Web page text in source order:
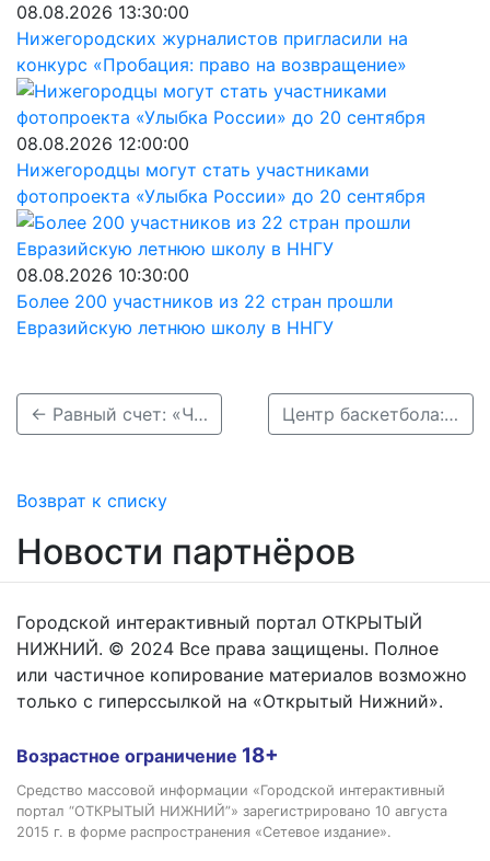
08.08.2026 13:30:00
Нижегородских журналистов пригласили на
конкурс «Пробация: право на возвращение»
08.08.2026 12:00:00
Нижегородцы могут стать участниками
фотопроекта «Улыбка России» до 20 сентября
08.08.2026 10:30:00
Более 200 участников из 22 стран прошли
Евразийскую летнюю школу в ННГУ
← Равный счет: «Чайка» возвращается из Омска с боевой ничьей в серии Центр баскетбола: Нижний Новгород примет Суперфинал ПФО по игре 3х3 →
Возврат к списку
Новости партнёров
Городской интерактивный портал ОТКРЫТЫЙ
НИЖНИЙ. © 2024 Все права защищены. Полное
или частичное копирование материалов возможно
только с гиперссылкой на «Открытый Нижний».
Возрастное ограничение 18+
Средство массовой информации «Городской интерактивный
портал “ОТКРЫТЫЙ НИЖНИЙ”» зарегистрировано 10 августа
2015 г. в форме распространения «Сетевое издание».